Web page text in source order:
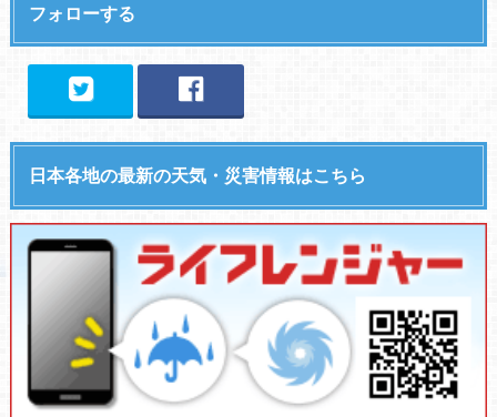
フォローする
日本各地の最新の天気・災害情報はこちら